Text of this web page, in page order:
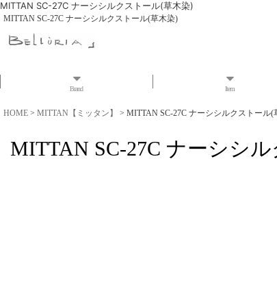
MITTAN SC-27C ナーシシルクストール(草木染)
MITTAN SC-27C ナーシシルクストール(草木染)
Brand Item
HOME > MITTAN【ミッタン】 > MITTAN SC-27C ナーシシルクストール(
MITTAN SC-27C ナーシシ